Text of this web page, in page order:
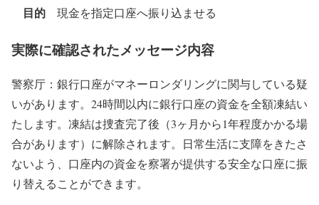
目的 現金を指定口座へ振り込ませる
実際に確認されたメッセージ内容
警察厅：銀行口座がマネーロンダリングに関与している疑
いがあります。24時間以内に銀行口座の資金を全額凍結い
たします。凍結は捜査完了後（3ヶ月から1年程度かかる場
合があります）に解除されます。日常生活に支障をきたさ
ないよう、口座内の資金を察署が提供する安全な口座に振
り替えることができます。